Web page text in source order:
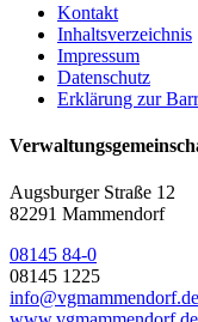
Kontakt
Inhaltsverzeichnis
Impressum
Datenschutz
Erklärung zur
Augsburger Straße 12
82291 Mammendorf
08145 84-0
08145 1225
info@vgmammendorf.de